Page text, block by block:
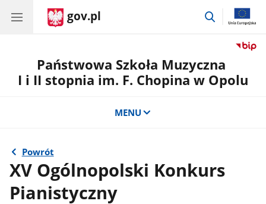
gov.pl
przejdź
Państwowa Szkoła Muzyczna
I i II stopnia im. F. Chopina w Opolu
MENU
Powrót
XV Ogólnopolski Konkurs
Pianistyczny